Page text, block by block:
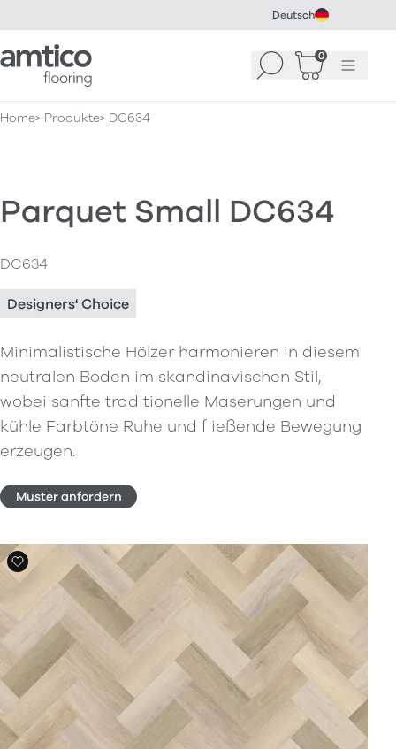
Deutsch
Amtico Flooring Suchen 0
WarenkorbMenü
Home Produkte DC634
Parquet Small DC634
DC634
Designers' Choice
Minimalistische Hölzer harmonieren in diesem
neutralen Boden im skandinavischen Stil,
wobei sanfte traditionelle Maserungen und
kühle Farbtöne Ruhe und fließende Bewegung
erzeugen.
Muster anfordern